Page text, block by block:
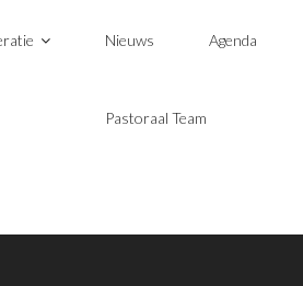
Nieuws Agenda
Pastoraal Team